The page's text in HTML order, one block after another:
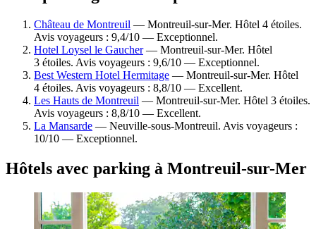
Château de Montreuil — Montreuil-sur-Mer. Hôtel 4 étoiles.
Avis voyageurs : 9,4/10 — Exceptionnel.
Hotel Loysel le Gaucher— Montreuil-sur-Mer. Hôtel
3 étoiles. Avis voyageurs : 9,6/10 — Exceptionnel.
Best Western Hotel Hermitage — Montreuil-sur-Mer. Hôtel
4 étoiles. Avis voyageurs : 8,8/10 — Excellent.
Les Hauts de Montreuil — Montreuil-sur-Mer. Hôtel 3 étoiles.
Avis voyageurs : 8,8/10 — Excellent.
La Mansarde — Neuville-sous-Montreuil. Avis voyageurs :
10/10 — Exceptionnel.
Hôtels avec parking à Montreuil-sur-Mer